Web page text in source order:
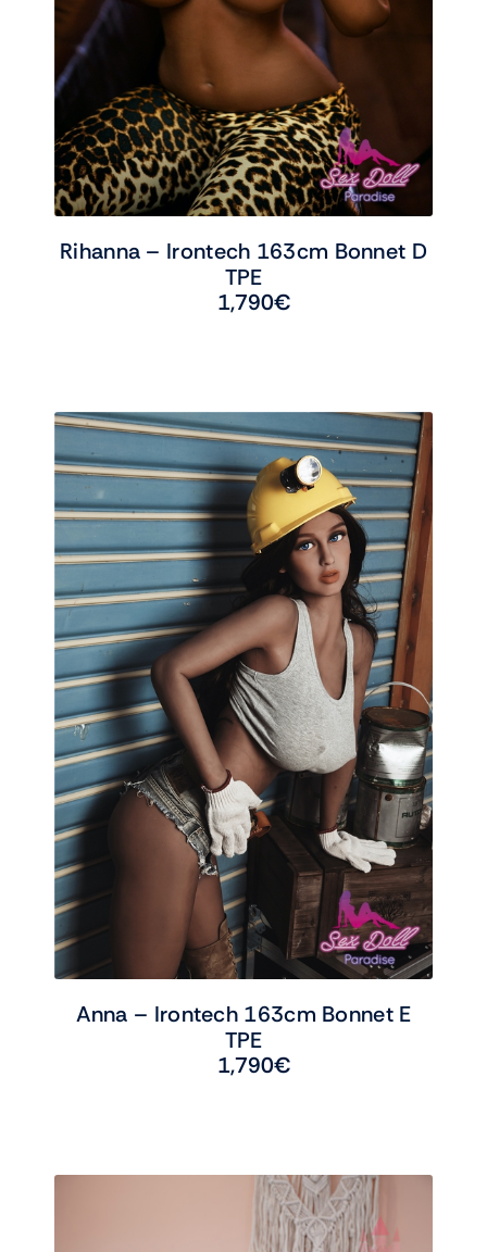
Rihanna – Irontech 163cm Bonnet D
TPE
1,790€
Anna – Irontech 163cm Bonnet E
TPE
1,790€